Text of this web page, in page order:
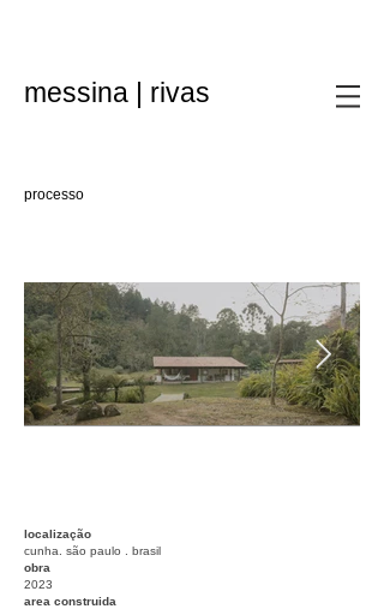
messina | rivas
processo
localização
cunha. são paulo . brasil
obra
2023​
area construida